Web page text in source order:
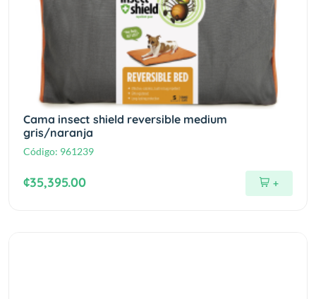
Cama insect shield reversible medium
gris/naranja
Código: 961239
¢35,395.00 +